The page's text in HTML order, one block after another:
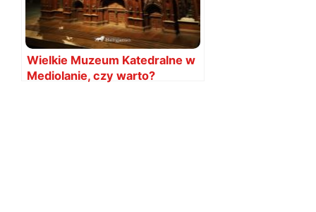
Wielkie Muzeum Katedralne w
Mediolanie, czy warto?